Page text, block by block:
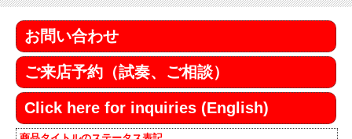
お問い合わせ
ご来店予約（試奏、ご相談）
Click here for inquiries (English)